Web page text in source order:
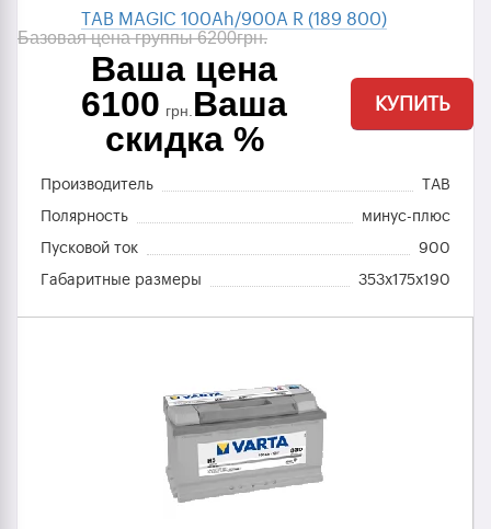
TAB MAGIC 100Ah/900A R (189 800)
Базовая цена группы 6200грн.
Ваша цена
6100 грн. Ваша
скидка %
КУПИТЬ
Производитель TAB
Полярность минус-плюс
Пусковой ток 900
Габаритные размеры 353x175x190